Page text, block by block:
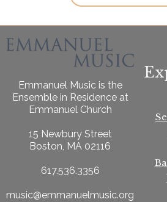
Emmanuel Music is the
Ensemble in Residence at
Emmanuel Church
15 Newbury Street
Boston, MA 02116
617.536.3356
music@emmanuelmusic.org